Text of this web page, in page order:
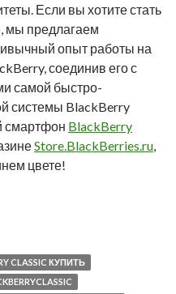
Если вы хотите стать
мы предлагаем
опыт работы на
соединив его с
самой быстро-
системы BlackBerry
смартфон BlackBerry
Store.BlackBerries.ru
цвете!
купить BlackBerry Classic в
CLASSIC КУПИТЬ